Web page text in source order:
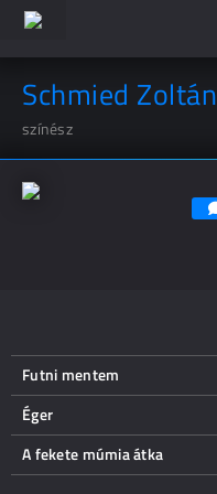
Schmied Zoltán
színész
Futni mentem
Éger
A fekete múmia átka